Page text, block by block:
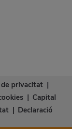
privacitat |
| Capital
| Declaració